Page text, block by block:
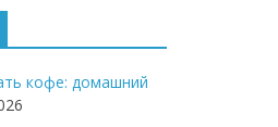
кофе: домашний